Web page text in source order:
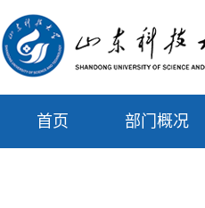
首页 部门概况